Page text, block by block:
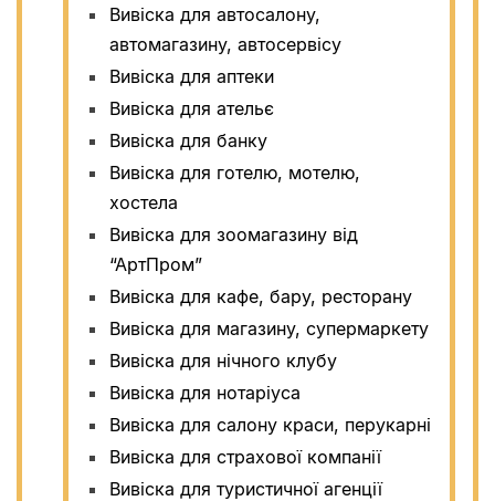
Вивіска для автосалону,
автомагазину, автосервісу
Вивіска для аптеки
Вивіска для ательє
Вивіска для банку
Вивіска для готелю, мотелю,
хостела
Вивіска для зоомагазину від
“АртПром”
Вивіска для кафе, бару, ресторану
Вивіска для магазину, супермаркету
Вивіска для нічного клубу
Вивіска для нотаріуса
Вивіска для салону краси, перукарні
Вивіска для страхової компанії
Вивіска для туристичної агенції